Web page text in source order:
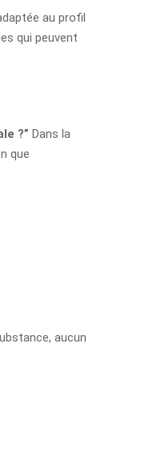
au profil
qui peuvent
?” Dans la
que
aucun